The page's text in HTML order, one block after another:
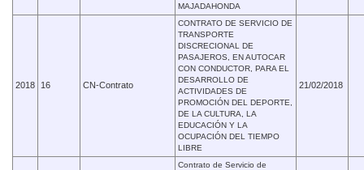
MAJADAHONDA
2018 16 CN-Contrato
CONTRATO DE SERVICIO DE
TRANSPORTE
DISCRECIONAL DE
PASAJEROS, EN AUTOCAR
CON CONDUCTOR, PARA EL
DESARROLLO DE
ACTIVIDADES DE
PROMOCIÓN DEL DEPORTE,
DE LA CULTURA, LA
EDUCACIÓN Y LA
OCUPACIÓN DEL TIEMPO
LIBRE
21/02/2018
Contrato de Servicio de